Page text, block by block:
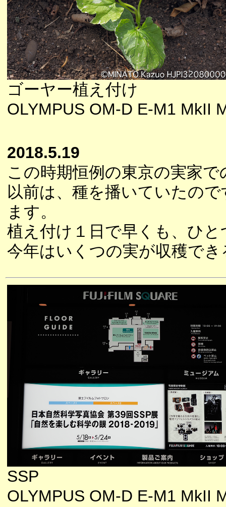
ゴーヤー植え付け
OLYMPUS OM-D E-M1 MkII
2018.5.19
この時期恒例の東京の実家
以前は、種を播いていたの
ます。
植え付け１日で早くも、ひ
今年はいくつの実が収穫で
SSP
OLYMPUS OM-D E-M1 MkII